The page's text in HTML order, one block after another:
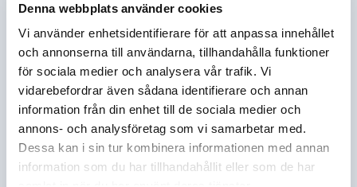
Denna webbplats använder cookies
Vi använder enhetsidentifierare för att anpassa innehållet
och annonserna till användarna, tillhandahålla funktioner
för sociala medier och analysera vår trafik. Vi
vidarebefordrar även sådana identifierare och annan
information från din enhet till de sociala medier och
annons- och analysföretag som vi samarbetar med.
Dessa kan i sin tur kombinera informationen med annan
information som du har tillhandahållit eller som de har
Hårt reglerad bransch
Spendrups verkar inom en hårt reglerad